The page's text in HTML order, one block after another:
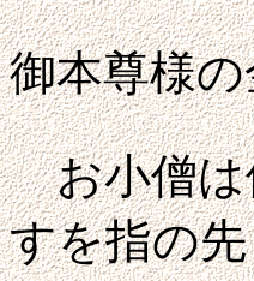
御本尊様
お小僧は
すを指の